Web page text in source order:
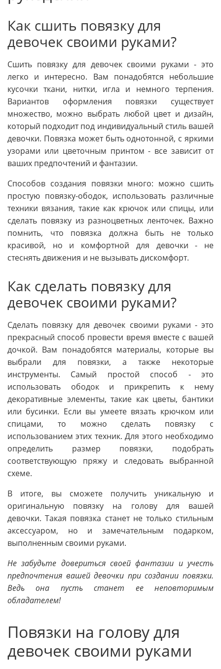
Как сшить повязку для
девочек своими руками?
Сшить повязку для девочек своими руками - это
легко и интересно. Вам понадобятся небольшие
кусочки ткани, нитки, игла и немного терпения.
Вариантов оформления повязки существует
множество, можно выбрать любой цвет и дизайн,
который подходит под индивидуальный стиль вашей
девочки. Повязка может быть однотонной, с яркими
узорами или цветочным принтом - все зависит от
ваших предпочтений и фантазии.
Способов создания повязки много: можно сшить
простую повязку-ободок, использовать различные
техники вязания, такие как крючок или спицы, или
сделать повязку из разноцветных ленточек. Важно
помнить, что повязка должна быть не только
красивой, но и комфортной для девочки - не
стеснять движения и не вызывать дискомфорт.
Как сделать повязку для
девочек своими руками?
Сделать повязку для девочек своими руками - это
прекрасный способ провести время вместе с вашей
дочкой. Вам понадобятся материалы, которые вы
выбрали для повязки, а также некоторые
инструменты. Самый простой способ - это
использовать ободок и прикрепить к нему
декоративные элементы, такие как цветы, бантики
или бусинки. Если вы умеете вязать крючком или
спицами, то можно сделать повязку с
использованием этих техник. Для этого необходимо
определить размер повязки, подобрать
соответствующую пряжу и следовать выбранной
схеме.
В итоге, вы сможете получить уникальную и
оригинальную повязку на голову для вашей
девочки. Такая повязка станет не только стильным
аксессуаром, но и замечательным подарком,
выполненным своими руками.
Не забудьте довериться своей фантазии и учесть
предпочтения вашей девочки при создании повязки.
Ведь она пусть станет ее неповторимым
обладателем!
Повязки на голову для
девочек своими руками